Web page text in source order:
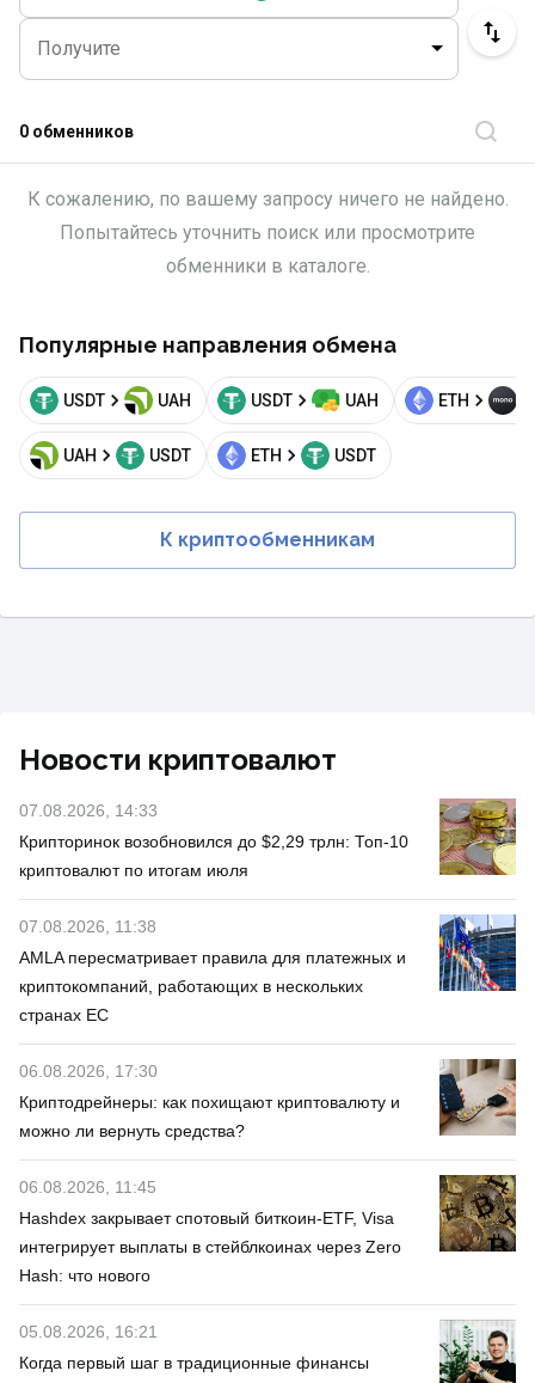
0 обменников
К сожалению, по вашему запросу ничего не найдено.
Попытайтесь уточнить поиск или просмотрите
обменники в каталоге.
Популярные направления обмена
USDT UAH USDT UAH ETH
UAH USDT ETH USDT
К криптообменникам
Новости криптовалют
07.08.2026, 14:33
Крипторинок возобновился до $2,29 трлн: Топ-10
криптовалют по итогам июля
07.08.2026, 11:38
AMLA пересматривает правила для платежных и
криптокомпаний, работающих в нескольких
странах ЕС
06.08.2026, 17:30
Криптодрейнеры: как похищают криптовалюту и
можно ли вернуть средства?
06.08.2026, 11:45
Hashdex закрывает спотовый биткоин-ETF, Visa
интегрирует выплаты в стейблкоинах через Zero
Hash: что нового
05.08.2026, 16:21
Когда первый шаг в традиционные финансы